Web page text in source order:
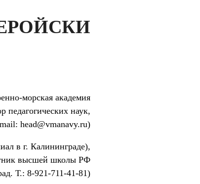
морская академия
наук,
head@vmanavy.ru)
в г. Калининграде),
высшей школы РФ
Т.: 8-921-711-41-81)